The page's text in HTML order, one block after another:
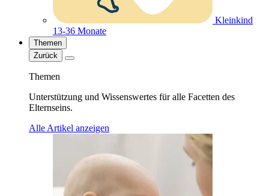
Kleinkind
13-36 Monate
Themen
Zurück
Themen
Unterstützung und Wissenswertes für alle Facetten des
Elternseins.
Alle Artikel anzeigen